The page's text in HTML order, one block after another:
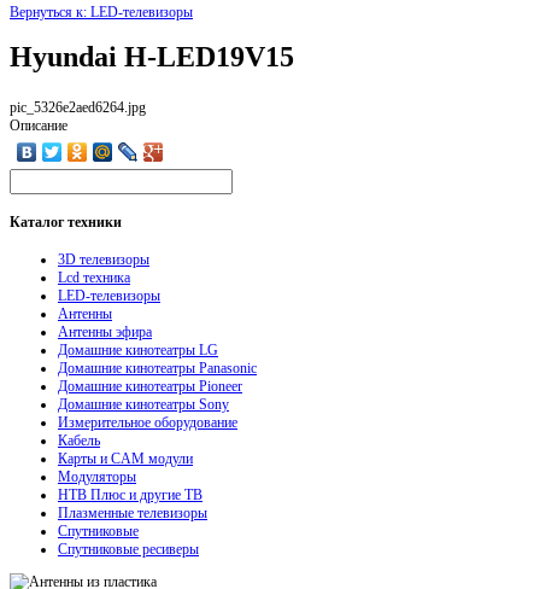
Вернуться к: LED-телевизоры
Hyundai H-LED19V15
pic_5326e2aed6264.jpg
Описание
Каталогтехники
3D телевизоры
Lcd техника
LED-телевизоры
Антенны
Антенны эфира
Домашние кинотеатры LG
Домашние кинотеатры Panasonic
Домашние кинотеатры Pioneer
Домашние кинотеатры Sony
Измерительное оборудование
Кабель
Карты и CAM модули
Модуляторы
НТВ Плюс и другие ТВ
Плазменные телевизоры
Спутниковые
Спутниковые ресиверы